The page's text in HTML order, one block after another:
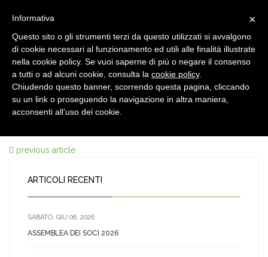
11 GIU, 2016
DSC_3318
previous article
ARTICOLI RECENTI
SABATO, GIU 06, 2026
ASSEMBLEA DEI SOCI 2026
×
Informativa
Questo sito o gli strumenti terzi da questo utilizzati si avvalgono
di cookie necessari al funzionamento ed utili alle finalità illustrate
nella cookie policy. Se vuoi saperne di più o negare il consenso
a tutti o ad alcuni cookie, consulta la cookie policy.
Chiudendo questo banner, scorrendo questa pagina, cliccando
su un link o proseguendo la navigazione in altra maniera,
acconsenti all’uso dei cookie.